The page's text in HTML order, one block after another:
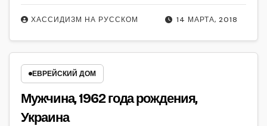
14 МАРТА, 2018
ХАССИДИЗМ НА РУССКОМ
ЕВРЕЙСКИЙ ДОМ
Мужчина, 1962 года рождения,
Украина